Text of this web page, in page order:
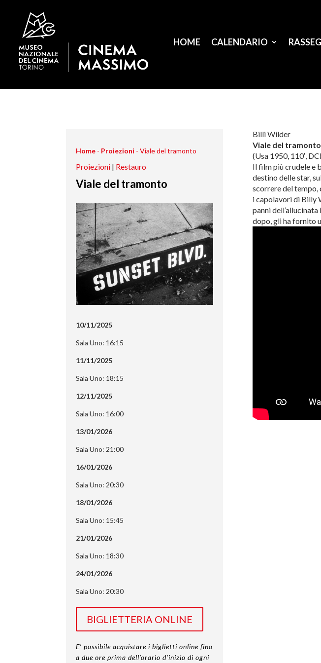
HOME CALENDARIO
Home - Proiezioni -Viale del tramonto
Proiezioni | Restauro
Viale del tramonto
10/11/2025
Sala Uno: 16:15
11/11/2025
Sala Uno: 18:15
12/11/2025
Sala Uno: 16:00
13/01/2026
Sala Uno: 21:00
16/01/2026
Sala Uno: 20:30
18/01/2026
Sala Uno: 15:45
21/01/2026
Sala Uno: 18:30
24/01/2026
Sala Uno: 20:30
BIGLIETTERIA ONLINE
E’ possibile acquistare i biglietti online fino
a due ore prima dell’orario d’inizio di ogni
Billi Wilder
Viale del tramonto
(Usa 1950, 110′,
Il film più crudele e
destino delle star,
scorreredeltempo,
i capolavori di Billy
pannidel
dopo, gli ha fornito